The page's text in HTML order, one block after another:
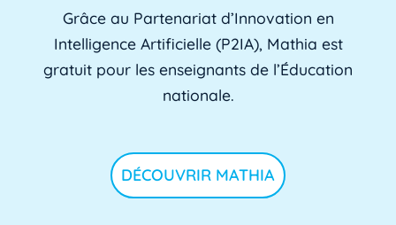
Grâce au Partenariat d’Innovation en
Intelligence Artificielle (P2IA), Mathia est
gratuit pour les enseignants de l’Éducation
nationale.
DÉCOUVRIR MATHIA